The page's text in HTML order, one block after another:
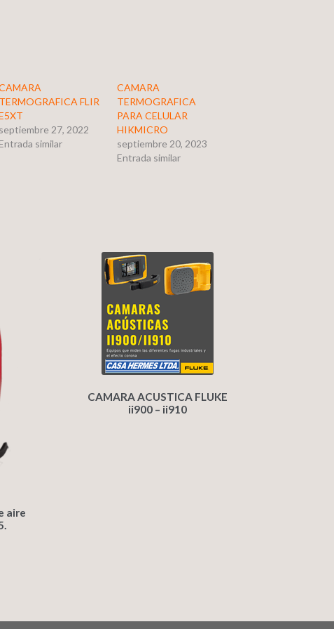
TERMOGRAFICA FLIR
septiembre 27, 2022
similar
CAMARA
TERMOGRAFICA
PARA CELULAR
HIKMICRO
septiembre 20, 2023
Entrada similar
aire
CAMARA ACUSTICA FLUKE
ii900 – ii910